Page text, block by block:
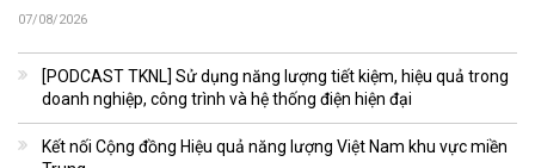
07/08/2026
[PODCAST TKNL] Sử dụng năng lượng tiết kiệm, hiệu quả trong
doanh nghiệp, công trình và hệ thống điện hiện đại
Kết nối Cộng đồng Hiệu quả năng lượng Việt Nam khu vực miền